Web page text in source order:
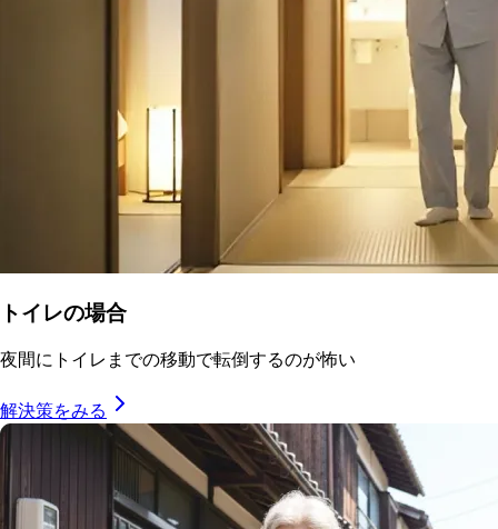
トイレの場合
夜間にトイレまでの移動で転倒するのが怖い
解決策をみる